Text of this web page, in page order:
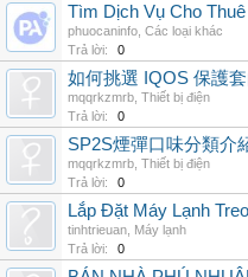
Tìm Dịch Vụ Cho
phuocaninfo Các loại khác
Trả lời:
0
如何挑選 IQOS 保護
mqqrkzmrb Thiết bị điện
Trả lời:
0
SP2S煙彈口味分類介
mqqrkzmrb Thiết bị điện
Trả lời:
0
Lắp Đặt Máy Lạnh
tinhtrieuan Máy lạnh
Trả lời:
0